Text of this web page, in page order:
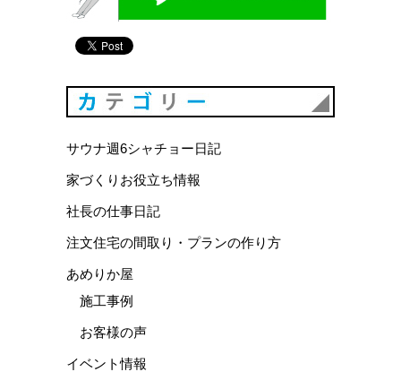
サウナ週6シャチョー日記
家づくりお役立ち情報
社長の仕事日記
注文住宅の間取り・プランの作り方
あめりか屋
施工事例
お客様の声
イベント情報